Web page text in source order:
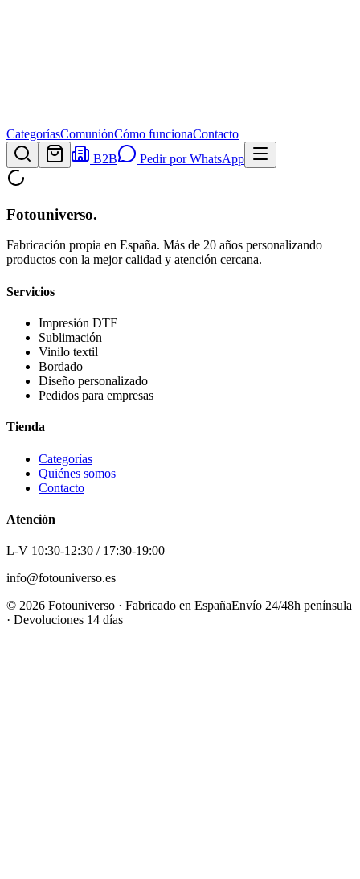
CategoríasComuniónCómo funcionaContacto
B2B
Pedir por WhatsApp
Fotouniverso.
Fabricación propia en España. Más de 20 años personalizando
productos con la mejor calidad y atención cercana.
Servicios
Impresión DTF
Sublimación
Vinilo textil
Bordado
Diseño personalizado
Pedidos para empresas
Tienda
Categorías
Quiénes somos
Contacto
Atención
L-V 10:30-12:30 / 17:30-19:00
info@fotouniverso.es
© 2026 Fotouniverso · Fabricado en EspañaEnvío 24/48h península
· Devoluciones 14 días